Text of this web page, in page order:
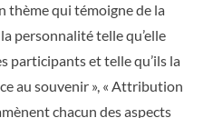
thème qui témoigne de la
personnalité telle qu’elle
participants et telle qu’ils la
au souvenir », « Attribution
chacun des aspects